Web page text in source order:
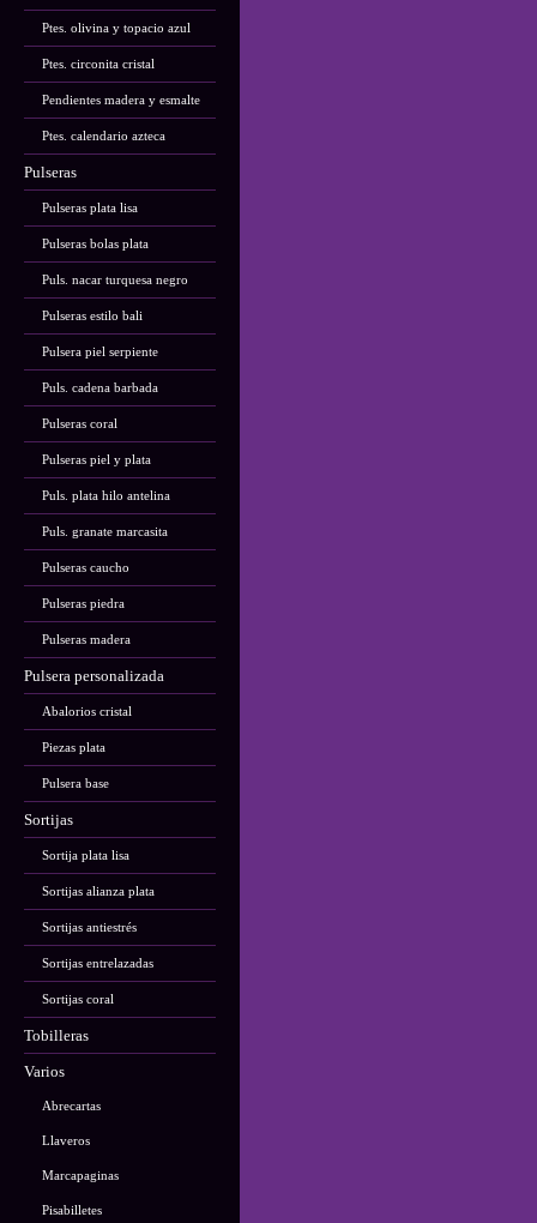
Ptes. olivina y topacio azul
Ptes. circonita cristal
Pendientes madera y esmalte
Ptes. calendario azteca
Pulseras
Pulseras plata lisa
Pulseras bolas plata
Puls. nacar turquesa negro
Pulseras estilo bali
Pulsera piel serpiente
Puls. cadena barbada
Pulseras coral
Pulseras piel y plata
Puls. plata hilo antelina
Puls. granate marcasita
Pulseras caucho
Pulseras piedra
Pulseras madera
Pulsera personalizada
Abalorios cristal
Piezas plata
Pulsera base
Sortijas
Sortija plata lisa
Sortijas alianza plata
Sortijas antiestrés
Sortijas entrelazadas
Sortijas coral
Tobilleras
Varios
Abrecartas
Llaveros
Marcapaginas
Pisabilletes